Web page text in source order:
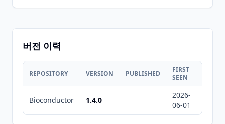
버전 이력
REPOSITORY VERSION PUBLISHED
FIRST
SEEN
Bioconductor 1.4.0
2026-
06-01